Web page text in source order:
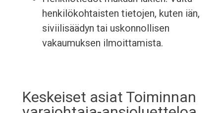
henkilökohtaisten tietojen, kuten iän,
siviilisäädyn tai uskonnollisen
vakaumuksen ilmoittamista.
Keskeiset asiat Toiminnan